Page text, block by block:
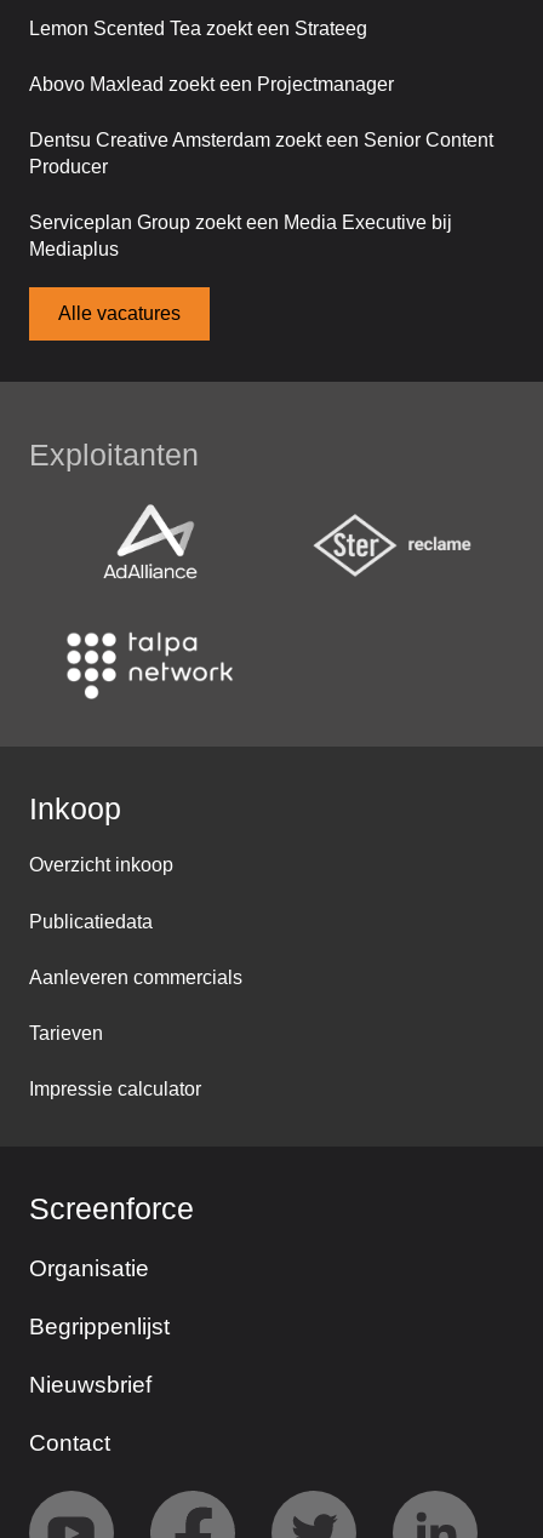
Lemon Scented Tea zoekt een Strateeg
Abovo Maxlead zoekt een Projectmanager
Dentsu Creative Amsterdam zoekt een Senior Content
Producer
Serviceplan Group zoekt een Media Executive bij
Mediaplus
Alle vacatures
Exploitanten
Inkoop
Overzicht inkoop
Publicatiedata
Aanleveren commercials
Tarieven
Impressie calculator
Screenforce
Organisatie
Begrippenlijst
Nieuwsbrief
Contact